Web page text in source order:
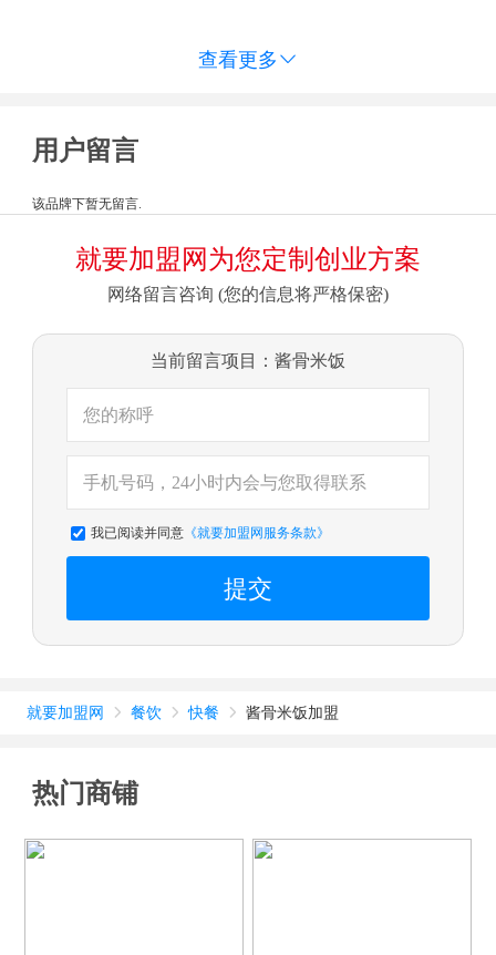
查看更多 
用户留言
该品牌下暂无留言.
就要加盟网为您定制创业方案
网络留言咨询 (您的信息将严格保密)
当前留言项目：酱骨米饭
我已阅读并同意《就要加盟网服务条款》
提交
就要加盟网  餐饮  快餐  酱骨米饭加盟
热门商铺